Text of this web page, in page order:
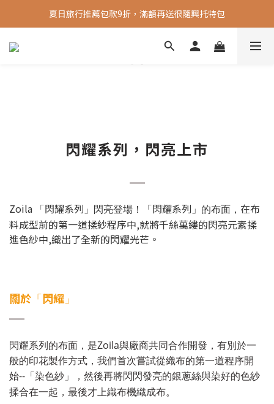
新會員送 100元首購金
夏日旅行推薦包款9折，滿額再送很隨興托特包
新會員送 100元首購金
閃耀系列，閃亮上市
Zoila 「 閃耀系列 」閃亮登場！ 「 閃耀系列 」的布面， 在布
料成型前的第一道揉紗程序中,就將千絲萬縷的閃亮元素揉
進色紗中,織出了全新的閃耀光芒。
關於 「 閃耀 」
閃耀系列的布面，是Zoila與廠商共同合作開發，有別於一
般的印花製作方式，我們首次嘗試從織布的第一道程序開
始-- 「染色紗 」，然後再將閃閃發亮的銀蔥絲與染好的色紗
揉合在一起，最後才上織布機織成布。